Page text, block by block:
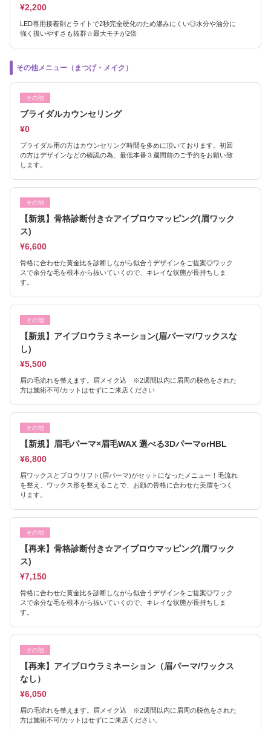
¥2,200
LED専用接着剤とライトで2秒完全硬化のため滲みにくい◎水分や油分に
強く扱いやすさも抜群☆最大モチが2倍
その他メニュー（まつげ・メイク）
その他
ブライダルカウンセリング
¥0
ブライダル用の方はカウンセリング時間を多めに頂いております。初回
の方はデザインなどの確認の為、最低本番３週間前のご予約をお願い致
します。
その他
【新規】骨格診断付き☆アイブロウマッピング(眉ワック
ス)
¥6,600
骨格に合わせた黄金比を診断しながら似合うデザインをご提案◎ワック
スで余分な毛を根本から抜いていくので、キレイな状態が長持ちしま
す。
その他
【新規】アイブロウラミネーション(眉パーマ/ワックスな
し)
¥5,500
眉の毛流れを整えます。眉メイク込 ※2週間以内に眉周の脱色をされた
方は施術不可/カットはせずにご来店ください
その他
【新規】眉毛パーマ×眉毛WAX 選べる3DパーマorHBL
¥6,800
眉ワックスとブロウリフト(眉パーマ)がセットになったメニュー！毛流れ
を整え、ワックス形を整えることで、お顔の骨格に合わせた美眉をつく
ります。
その他
【再来】骨格診断付き☆アイブロウマッピング(眉ワック
ス)
¥7,150
骨格に合わせた黄金比を診断しながら似合うデザインをご提案◎ワック
スで余分な毛を根本から抜いていくので、キレイな状態が長持ちしま
す。
その他
【再来】アイブロウラミネーション（眉パーマ/ワックス
なし）
¥6,050
眉の毛流れを整えます。眉メイク込 ※2週間以内に眉周の脱色をされた
方は施術不可/カットはせずにご来店ください。